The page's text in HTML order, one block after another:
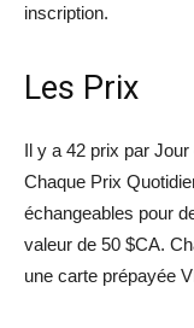
inscription.
Les Prix
Il y a 42 prix par
Chaque Prix
échangeables pour
valeur de 50 $CA.
une carte prépayée